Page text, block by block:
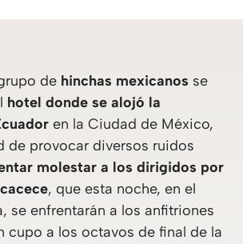
de hinchas mexicanos se
hotel donde se alojó la
en la Ciudad de México,
de provocar diversos ruidos
molestar a los dirigidos por
, que esta noche, en el
se enfrentarán a los anfitriones
cupo a los octavos de final de la